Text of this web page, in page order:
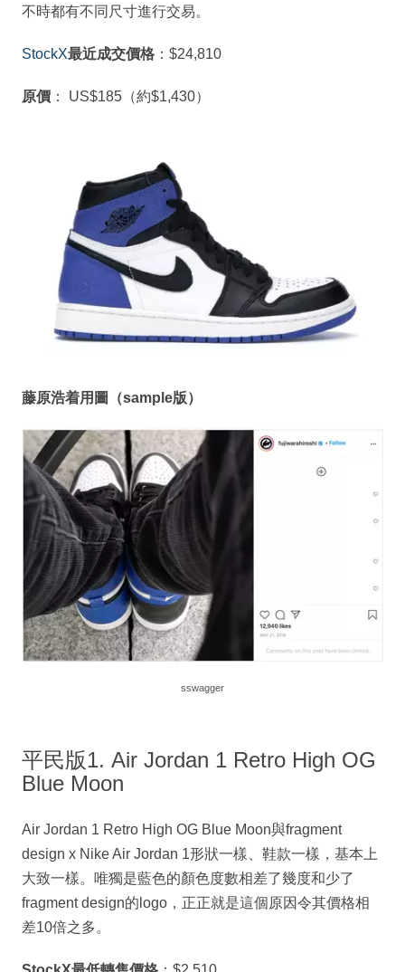
不時都有不同尺寸進行交易。
StockX最近成交價格 ：$24,810
原價 ： US$185（約$1,430）
藤原浩着用圖（sample版）
sswagger
平民版1. Air Jordan 1 Retro High OG
Blue Moon
Air Jordan 1 Retro High OG Blue Moon與fragment
design x Nike Air Jordan 1形狀一樣、鞋款一樣，基本上
大致一樣。唯獨是藍色的顏色度數相差了幾度和少了
fragment design的logo，正正就是這個原因令其價格相
差10倍之多。